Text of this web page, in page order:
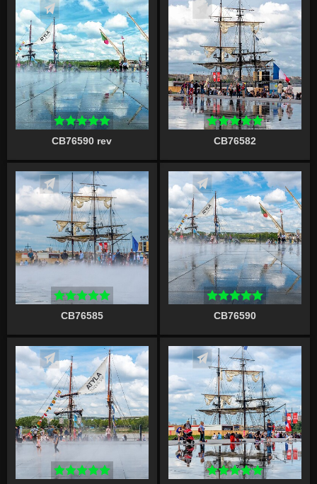
Écrire un commentaire
CB76590 rev
Écrire un commentaire
CB76582
Écrire un commentaire
CB76585
Écrire un commentaire
CB76590
Écrire un commentaire Écrire un commentaire